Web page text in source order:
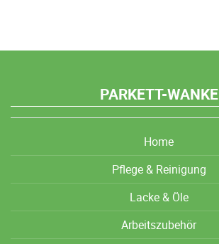
PARKETT-WANKE
Home
Pflege & Reinigung
Lacke & Öle
Arbeitszubehör